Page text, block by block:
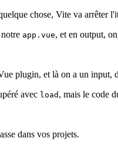
chose, Vite va arrêter
app.vue, et en output,
plugin, et là on a un input,
avec load , mais le code
dans vos projets.